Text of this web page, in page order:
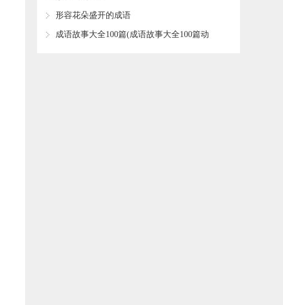
​形容花朵盛开的成语
​成语故事大全100篇(成语故事大全100篇动